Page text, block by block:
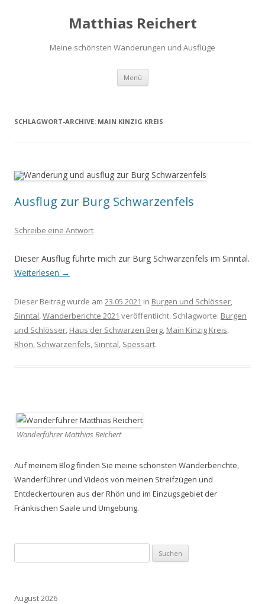
Matthias Reichert
Meine schönsten Wanderungen und Ausflüge
Menü Zum
springen
SCHLAGWORT-ARCHIVE: MAIN KINZIG KREIS
Ausflug zur Burg Schwarzenfels
Schreibe eine Antwort
Dieser Ausflug führte mich zur Burg Schwarzenfels im Sinntal.
Weiterlesen →
Dieser Beitrag wurde am 23.05.2021 in Burgen und Schlösser,
Sinntal,Wanderberichte 2021 veröffentlicht. Schlagworte: Burgen
und Schlösser, Haus der Schwarzen Berg, Main Kinzig Kreis,
Rhön, Schwarzenfels, Sinntal, Spessart.
Wanderführer Matthias Reichert
Auf meinem Blog finden Sie meine schönsten Wanderberichte,
Wanderführer und Videos von meinen Streifzügen und
Entdeckertouren aus der Rhön und im Einzugsgebiet der
Fränkischen Saale und Umgebung.
nach:
August 2026